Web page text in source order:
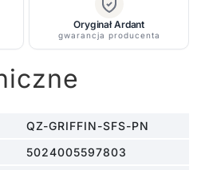
Oryginał Ardant
gwarancja producenta
QZ-GRIFFIN-SFS-PN
5024005597803